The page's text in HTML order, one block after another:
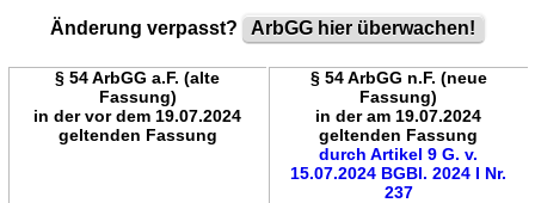
Änderung verpasst? ArbGG hier überwachen!
§ 54 ArbGG a.F. (alte
Fassung)
in der vor dem 19.07.2024
geltenden Fassung
§ 54 ArbGG n.F. (neue
Fassung)
in der am 19.07.2024
geltenden Fassung
durch Artikel 9 G. v.
15.07.2024 BGBl. 2024 I Nr.
237